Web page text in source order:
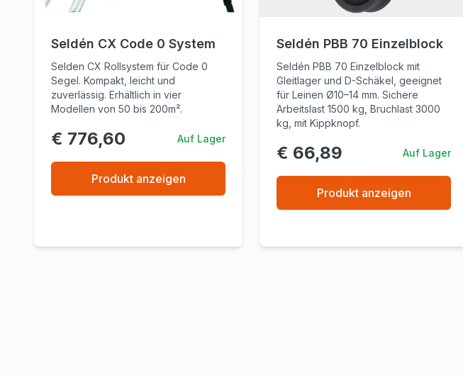
Seldén CX Code 0 System
Selden CX Rollsystem für Code 0
Segel. Kompakt, leicht und
zuverlässig. Erhältlich in vier
Modellen von 50 bis 200m².
€ 776,60 Auf Lager
Produkt anzeigen
Seldén PBB 70 Einzelblock
Seldén PBB 70 Einzelblock mit
Gleitlager und D-Schäkel, geeignet
für Leinen Ø10–14 mm. Sichere
Arbeitslast 1500 kg, Bruchlast 3000
kg, mit Kippknopf.
€ 66,89 Auf Lager
Produkt anzeigen